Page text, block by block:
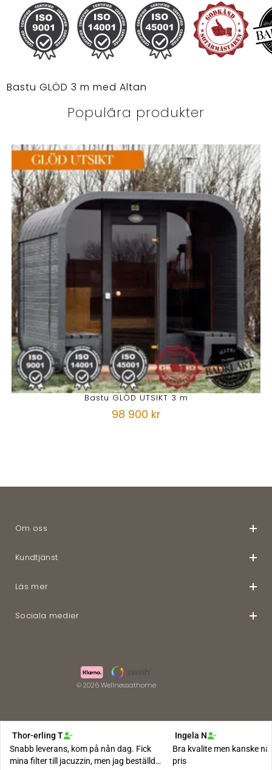
Bastu GLÖD 3 m med Altan
Populära produkter
Bastu GLÖD UTSIKT 3 m
98 900 kr
Om oss
Kundtjänst
Läs mer
Sociala medier
© 2026 Wellnessathome